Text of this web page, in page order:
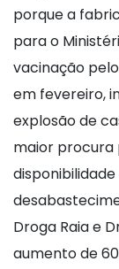
porque a
para o
vacinação
em fevereiro,
explosão de
maior procura
Droga Raia e
aumento de